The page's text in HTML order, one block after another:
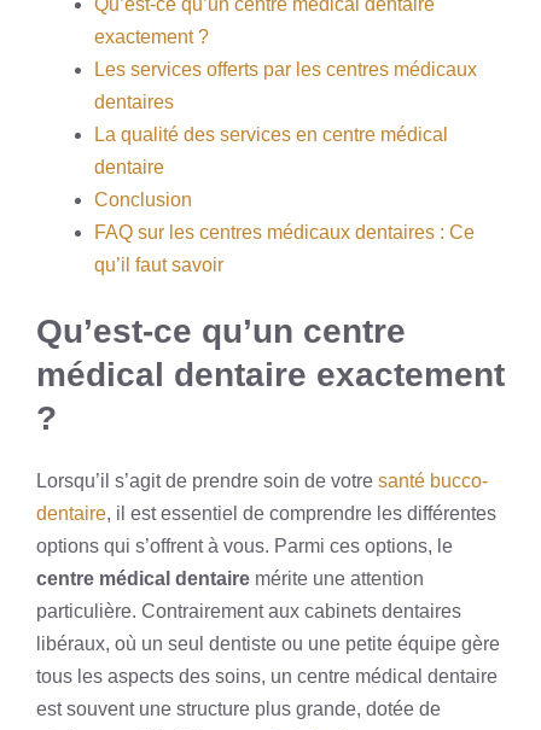
Qu’est-ce qu’un centre médical dentaire
exactement ?
Les services offerts par les centres médicaux
dentaires
La qualité des services en centre médical
dentaire
Conclusion
FAQ sur les centres médicaux dentaires : Ce
qu’il faut savoir
Qu’est-ce qu’un centre
médical dentaire exactement
?
Lorsqu’il s’agit de prendre soin de votre santé bucco-
dentaire, il est essentiel de comprendre les différentes
options qui s’offrent à vous. Parmi ces options, le
centre médical dentaire mérite une attention
particulière. Contrairement aux cabinets dentaires
libéraux, où un seul dentiste ou une petite équipe gère
tous les aspects des soins, un centre médical dentaire
est souvent une structure plus grande, dotée de